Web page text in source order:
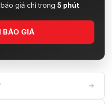
giá chỉ trong 5 phút.
BÁO GIÁ
➔